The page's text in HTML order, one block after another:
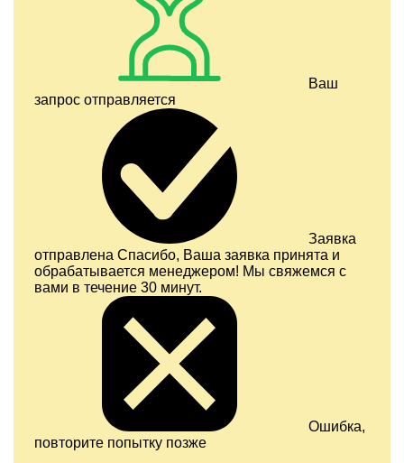
Ваш
запрос отправляется
Заявка
отправлена Спасибо, Ваша заявка принята и
обрабатывается менеджером! Мы свяжемся с
вами в течение 30 минут.
Ошибка,
повторите попытку позже